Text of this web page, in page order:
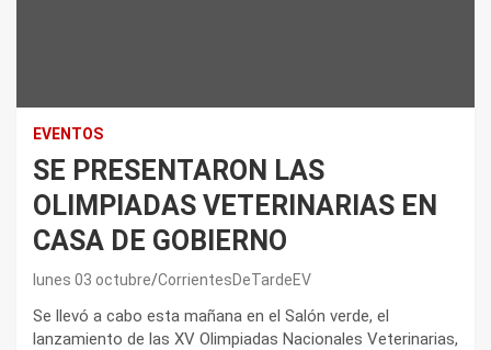
EVENTOS
SE PRESENTARON LAS
OLIMPIADAS VETERINARIAS EN
CASA DE GOBIERNO
lunes 03 octubre CorrientesDeTardeEV
Se llevó a cabo esta mañana en el Salón verde, el
lanzamiento de las XV Olimpiadas Nacionales Veterinarias,